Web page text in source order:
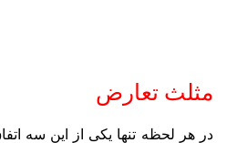
مثلث تعارض
در هر لحظه تنها یکی از این سه